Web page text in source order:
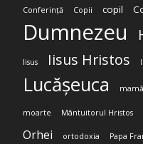
Conferință Copii copil
Dumnezeu
Iisus Iisus Hristos
Lucășeuca mamă
moarte Mântuitorul Hristos
Orhei ortodoxia Papa